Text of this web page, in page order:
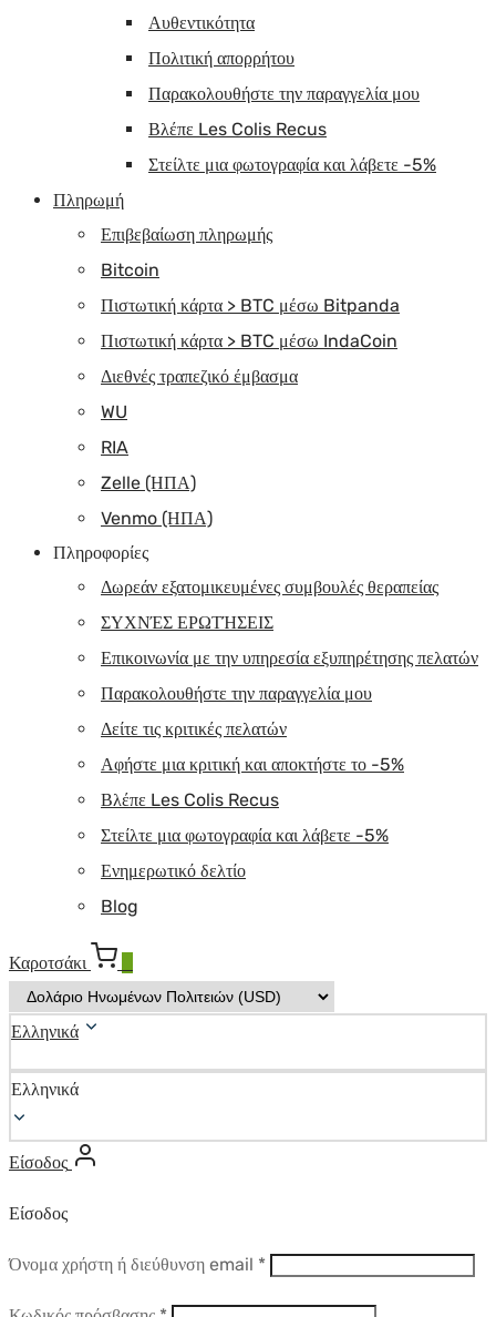
Αυθεντικότητα
Πολιτική απορρήτου
Παρακολουθήστε την παραγγελία μου
Βλέπε Les Colis Recus
Στείλτε μια φωτογραφία και λάβετε -5%
Πληρωμή
Επιβεβαίωση πληρωμής
Bitcoin
Πιστωτική κάρτα > BTC μέσω Bitpanda
Πιστωτική κάρτα > BTC μέσω IndaCoin
Διεθνές τραπεζικό έμβασμα
WU
RIA
Zelle (ΗΠΑ)
Venmo (ΗΠΑ)
Πληροφορίες
Δωρεάν εξατομικευμένες συμβουλές θεραπείας
ΣΥΧΝΈΣ ΕΡΩΤΉΣΕΙΣ
Επικοινωνία με την υπηρεσία εξυπηρέτησης πελατών
Παρακολουθήστε την παραγγελία μου
Δείτε τις κριτικές πελατών
Αφήστε μια κριτική και αποκτήστε το -5%
Βλέπε Les Colis Recus
Στείλτε μια φωτογραφία και λάβετε -5%
Ενημερωτικό δελτίο
Blog
Καροτσάκι
Ελληνικά
Ελληνικά
Είσοδος
Είσοδος
Όνομα χρήστη ή διεύθυνση email *Απαιτούμενο